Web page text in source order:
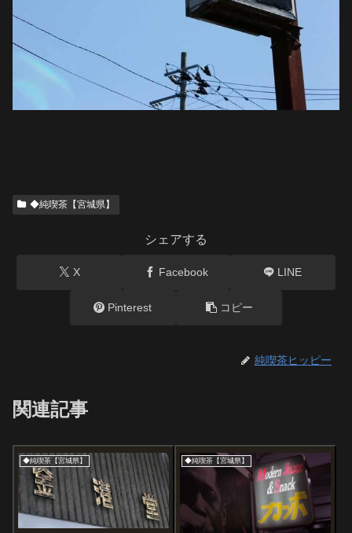
◆純喫茶【宮城県】
シェアする
X Facebook LINE
Pinterest コピー
純喫茶ヒッピー
関連記事
◆純喫茶【宮城県】 ◆純喫茶【宮城県】